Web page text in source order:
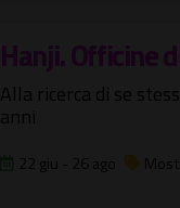
Hanji. Officine
Alla ricerca di se
anni
22 giu - 26 ago